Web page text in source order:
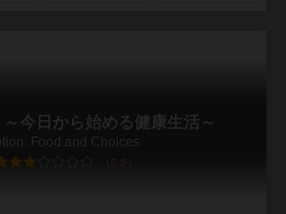
今日から始める健康生活～
Food and Choices
6.5